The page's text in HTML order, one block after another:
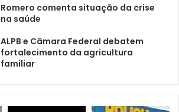
Romero comenta situação da crise
na saúde
ALPB e Câmara Federal debatem
fortalecimento da agricultura
familiar